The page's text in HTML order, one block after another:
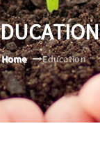
Home Education